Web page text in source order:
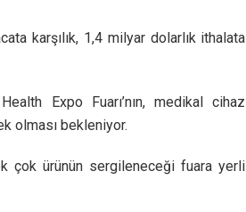
karşılık, 1,4 milyar dolarlık ithalata
Expo Fuarı’nın, medikal cihaz
olması bekleniyor.
çok ürünün sergileneceği fuara yerli